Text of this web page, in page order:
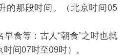
的那段时间。（北京时间05
食等：古人“朝食”之时也就
间07时至09时）。